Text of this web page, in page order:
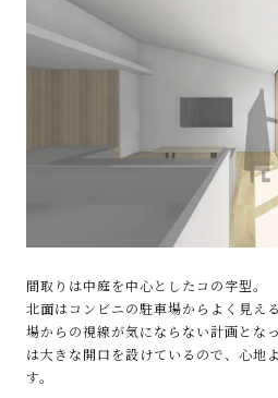
間取りは中庭を中心としたコの字型。
北面はコンビニの駐車場からよく見え
場からの視線が気にならない計画とな
は大きな開口を設けているので、心地
す。